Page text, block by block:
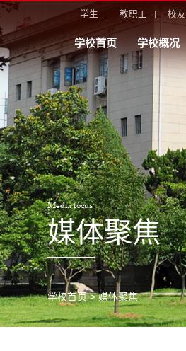
学生 教职工 校友
学校首页 学校概况
Media focus
媒体聚焦
学校首页>媒体聚焦